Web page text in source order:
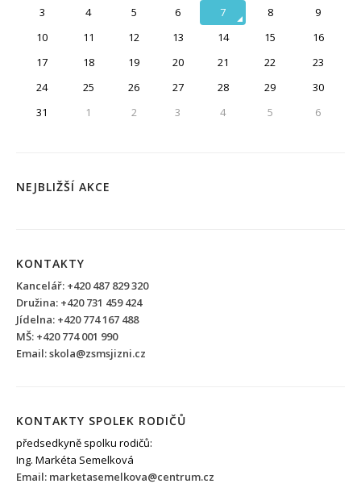
3
4 5 6 7 8
9
10
11 12 13 14 15
16
17
18 19 20 21 22
23
24
25 26 27 28 29
30
31
1 2 3 4 5 6
NEJBLIŽŠÍ AKCE
KONTAKTY
Kancelář: +420 487 829 320
Družina: +420 731 459 424
Jídelna: +420 774 167 488
MŠ: +420 774 001 990
Email: skola@zsmsjizni.cz
KONTAKTY SPOLEK RODIČŮ
předsedkyně spolku rodičů:
Ing. Markéta Semelková
Email: marketasemelkova@centrum.cz